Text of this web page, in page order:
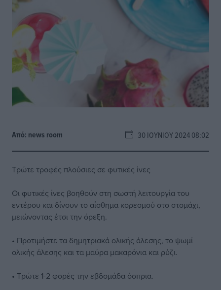
Από: news room 30 ΙΟΥΝΊΟΥ 2024 08:02
Τρώτε τροφές πλούσιες σε φυτικές ίνες
Οι φυτικές ίνες βοηθούν στη σωστή λειτουργία του
εντέρου και δίνουν το αίσθημα κορεσμού στο στομάχι,
μειώνοντας έτσι την όρεξη.
• Προτιμήστε τα δημητριακά ολικής άλεσης, το ψωμί
ολικής άλεσης και τα μαύρα μακαρόνια και ρύζι.
• Τρώτε 1-2 φορές την εβδομάδα όσπρια.